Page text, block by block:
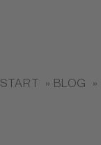
START BLOG